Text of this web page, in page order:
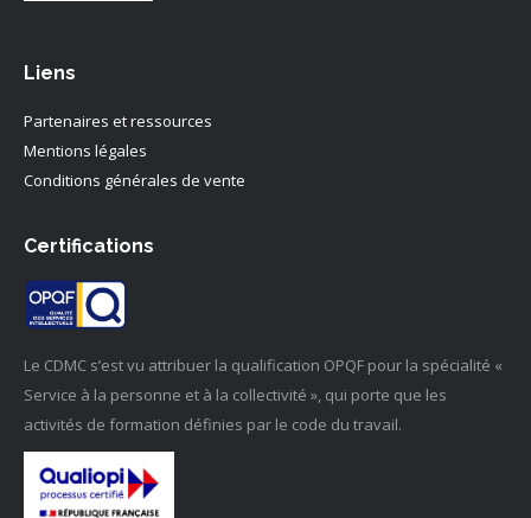
Liens
Partenaires et ressources
Mentions légales
Conditions générales de vente
Certifications
Le CDMC s’est vu attribuer la qualification OPQF pour la spécialité «
Service à la personne et à la collectivité », qui porte que les
activités de formation définies par le code du travail.